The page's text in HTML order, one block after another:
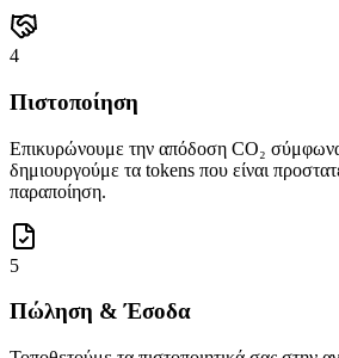
4
Πιστοποίηση
Επικυρώνουμε την απόδοση CO₂
δημιουργούμε τα tokens που είναι
παραποίηση.
5
Πώληση & Έσοδα